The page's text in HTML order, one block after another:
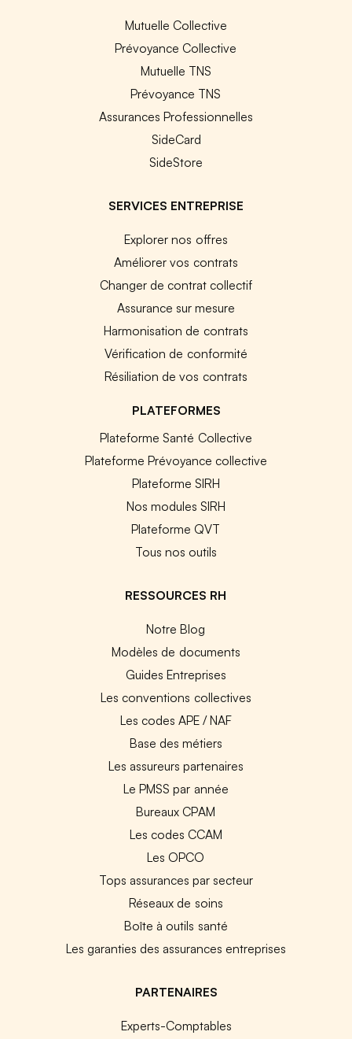
Mutuelle Collective
Prévoyance Collective
Mutuelle TNS
Prévoyance TNS
Assurances Professionnelles
SideCard
SideStore
SERVICES ENTREPRISE
Explorer nos offres
Améliorer vos contrats
Changer de contrat collectif
Assurance sur mesure
Harmonisation de contrats
Vérification de conformité
Résiliation de vos contrats
PLATEFORMES
Plateforme Santé Collective
Plateforme Prévoyance collective
Plateforme SIRH
Nos modules SIRH
Plateforme QVT
Tous nos outils
RESSOURCES RH
Notre Blog
Modèles de documents
Guides Entreprises
Les conventions collectives
Les codes APE / NAF
Base des métiers
Les assureurs partenaires
Le PMSS par année
Bureaux CPAM
Les codes CCAM
Les OPCO
Tops assurances par secteur
Réseaux de soins
Boîte à outils santé
Les garanties des assurances entreprises
PARTENAIRES
Experts-Comptables